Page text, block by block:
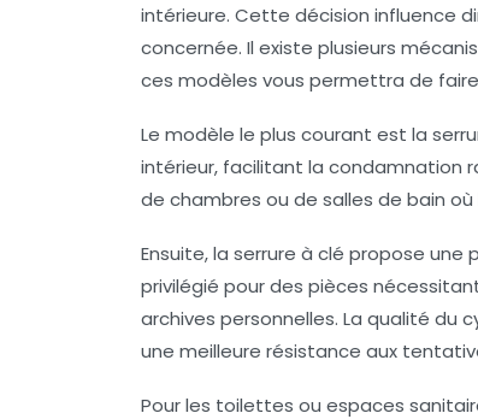
intérieure. Cette décision influence
concernée. Il existe plusieurs
ces modèles vous permettra de
Le modèle le plus courant est la
intérieur, facilitant la condamnation
de chambres ou de salles de bain
Ensuite, la serrure à clé propose une
privilégié pour des pièces
archives personnelles. La qualité
une meilleure résistance aux
Pour les toilettes ou espaces